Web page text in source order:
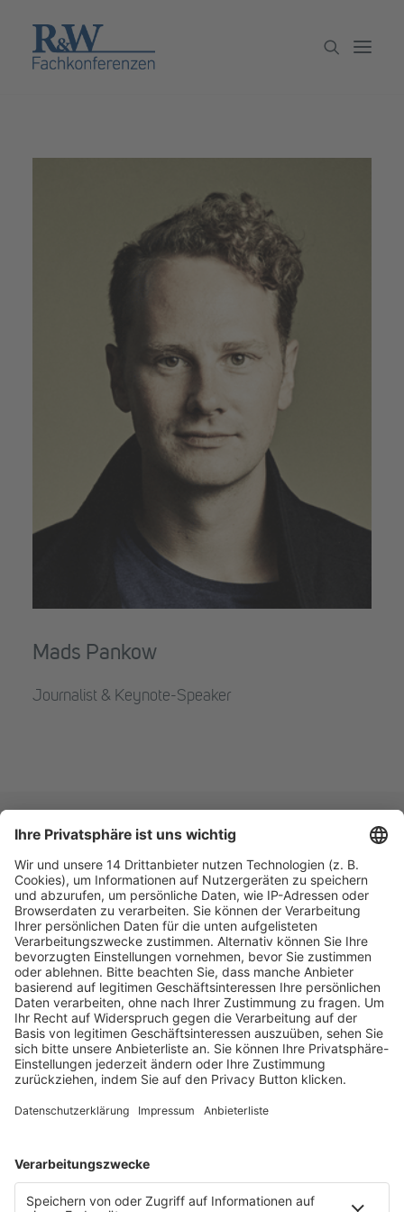
Newsletter
Archiv
Mads Pankow
Journalist & Keynote-Speaker
Fachmedien Recht und Wirtschaft
Ein Fachbereich der
dfv Mediengruppe
Mainzer Landstr. 251
60326 Frankfurt am Main
E-Mail:info@ruw.de
Web:https://www.ruw.de
AGB
Datenschutzerklärung